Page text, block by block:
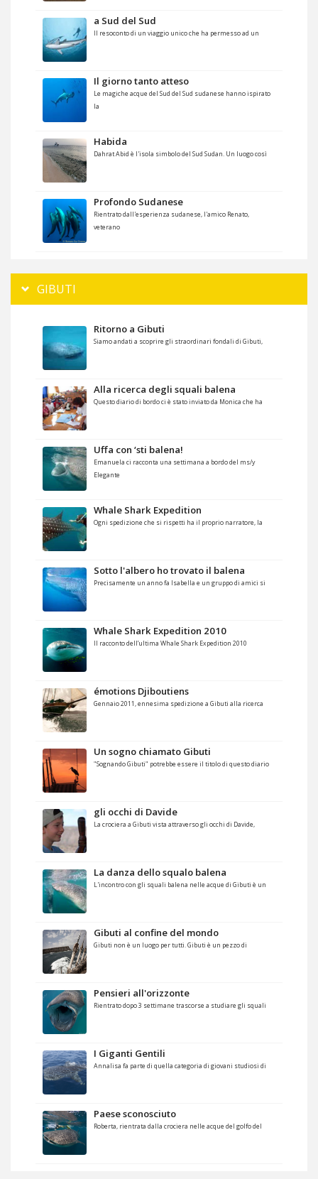
a Sud del Sud
Il resoconto di un viaggio unico che ha permesso ad un
Il giorno tanto atteso
Le magiche acque del Sud del Sud sudanese hanno ispirato
la
Habida
Dahrat Abid è l'isola simbolo del Sud Sudan. Un luogo così
Profondo Sudanese
Rientrato dall'esperienza sudanese, l'amico Renato,
veterano
GIBUTI
Ritorno a Gibuti
Siamo andati a scoprire gli straordinari fondali di Gibuti,
Alla ricerca degli squali balena
Questo diario di bordo ci è stato inviato da Monica che ha
Uffa con ‘sti balena!
Emanuela ci racconta una settimana a bordo del ms/y
Elegante
Whale Shark Expedition
Ogni spedizione che si rispetti ha il proprio narratore, la
Sotto l'albero ho trovato il balena
Precisamente un anno fa Isabella e un gruppo di amici si
Whale Shark Expedition 2010
Il racconto dell’ultima Whale Shark Expedition 2010
émotions Djiboutiens
Gennaio 2011, ennesima spedizione a Gibuti alla ricerca
Un sogno chiamato Gibuti
"Sognando Gibuti" potrebbe essere il titolo di questo diario
gli occhi di Davide
La crociera a Gibuti vista attraverso gli occhi di Davide,
La danza dello squalo balena
L'incontro con gli squali balena nelle acque di Gibuti è un
Gibuti al confine del mondo
Gibuti non è un luogo per tutti. Gibuti è un pezzo di
Pensieri all'orizzonte
Rientrato dopo 3 settimane trascorse a studiare gli squali
I Giganti Gentili
Annalisa fa parte di quella categoria di giovani studiosi di
Paese sconosciuto
Roberta, rientrata dalla crociera nelle acque del golfo del